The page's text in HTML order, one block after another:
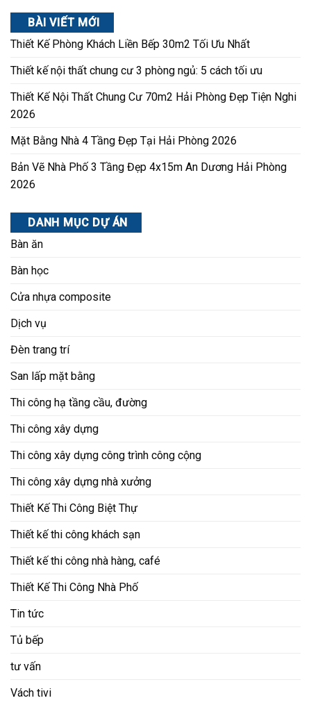
BÀI VIẾT MỚI
Thiết Kế Phòng Khách Liền Bếp 30m2 Tối Ưu Nhất
Thiết kế nội thất chung cư 3 phòng ngủ: 5 cách tối ưu
Thiết Kế Nội Thất Chung Cư 70m2 Hải Phòng Đẹp Tiện Nghi
2026
Mặt Bằng Nhà 4 Tầng Đẹp Tại Hải Phòng 2026
Bản Vẽ Nhà Phố 3 Tầng Đẹp 4x15m An Dương Hải Phòng
2026
DANH MỤC DỰ ÁN
Bàn ăn
Bàn học
Cửa nhựa composite
Dịch vụ
Đèn trang trí
San lấp mặt bằng
Thi công hạ tầng cầu, đường
Thi công xây dựng
Thi công xây dựng công trình công cộng
Thi công xây dựng nhà xưởng
Thiết Kế Thi Công Biệt Thự
Thiết kế thi công khách sạn
Thiết kế thi công nhà hàng, café
Thiết Kế Thi Công Nhà Phố
Tin tức
Tủ bếp
tư vấn
Vách tivi